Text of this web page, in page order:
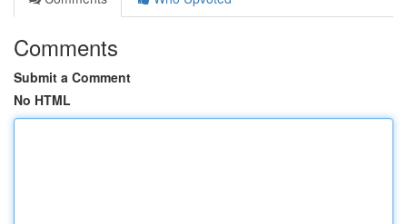
Comments
Submit a Comment
No HTML